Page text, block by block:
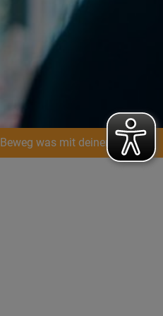
Beweg was mit deiner Spende!